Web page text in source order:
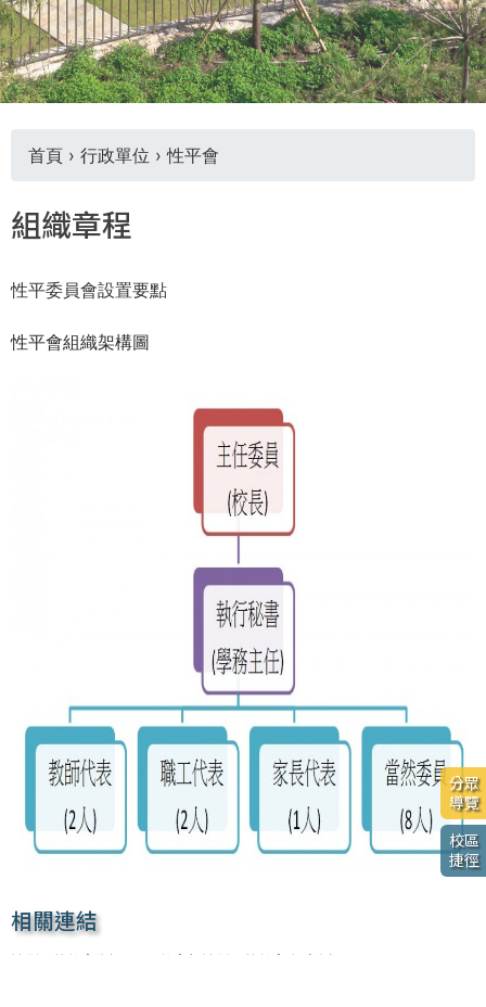
TODAY
THE
WORLD
TOMORROW
YOU
PATH
TO
CITIZENSHIP
在
這
裡
首頁 › 行政單位 ›性平會
組織章程
性平委員會設置要點
性平會組織架構圖
分眾
導覽
校區
捷徑
相關連結
性別平等教育資訊網 教育部性別平等教育全球資訊網